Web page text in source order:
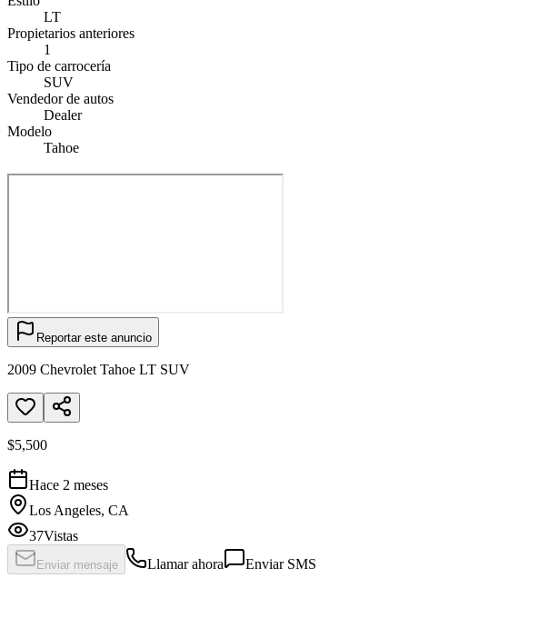
LT
Propietarios anteriores
1
Tipo de carrocería
SUV
Vendedor de autos
Dealer
Modelo
Tahoe
Reportar este anuncio
2009 Chevrolet Tahoe LT SUV
$5,500
Hace 2 meses
Los Angeles, CA
37Vistas
Enviar mensaje Llamar ahora Enviar SMS